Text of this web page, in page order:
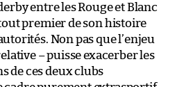
entre les Rouge et Blanc
premier de son histoire
Non pas que l’enjeu
– puisse exacerber les
de ces deux clubs